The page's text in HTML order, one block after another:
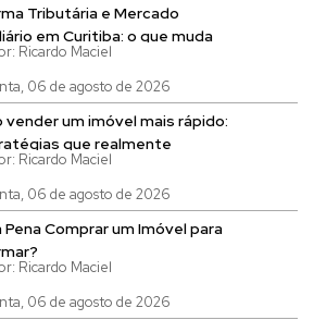
Tributária e Mercado
em Curitiba: o que muda
compra, vende, aluga ou
imóveis
Ricardo Maciel
06 de agosto de 2026
vender um imóvel mais rápido:
que realmente
Ricardo Maciel
06 de agosto de 2026
Pena Comprar um Imóvel para
Ricardo Maciel
06 de agosto de 2026